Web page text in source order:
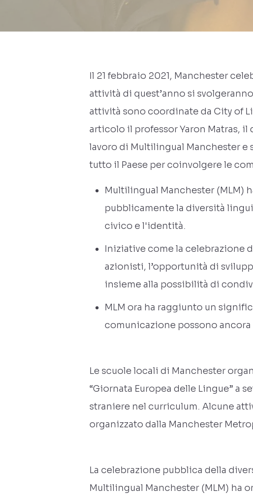
Il 21 febbraio 2021, Manchester
attività di quest’anno si
attività sono coordinate da City of
articolo il professor Yaron Matras,
lavoro di Multilingual Manchester
tutto il Paese per coinvolgere le
Multilingual Manchester (MLM)
pubblicamente la diversità
civico e l'identità.
Iniziative come la celebrazione
azionisti, l’opportunità di
insieme alla possibilità di
MLM ora ha raggiunto un
comunicazione possono
Le scuole locali di Manchester
“Giornata Europea delle Lingue” a
straniere nel curriculum. Alcune
organizzato dalla Manchester
La celebrazione pubblica della
Multilingual Manchester (MLM) ha